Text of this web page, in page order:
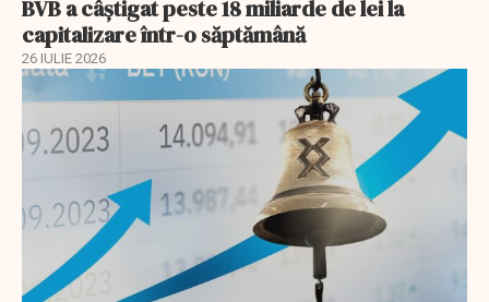
BVB a câștigat peste 18 miliarde de lei la
capitalizare într-o săptămână
26 IULIE 2026